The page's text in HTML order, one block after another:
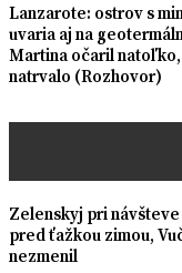
Lanzarote: ostrov s
uvaria aj na
Martina očaril natoľko,
natrvalo (Rozhovor)
Zelenskyj pri
pred ťažkou zimou,
nezmenil